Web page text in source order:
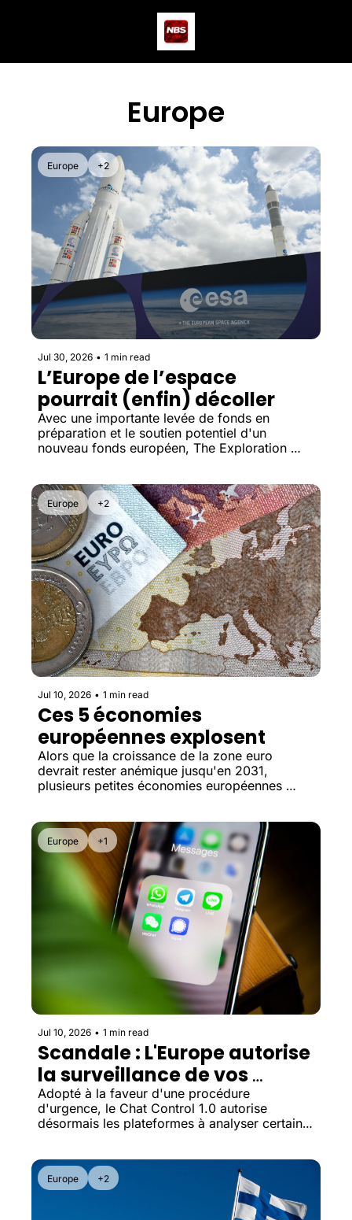
Europe
Europe +2
Jul 30, 2026 • 1 min read
L’Europe de l’espace
pourrait (enfin) décoller
Avec une importante levée de fonds en
préparation et le soutien potentiel d'un
nouveau fonds européen, The Exploration
technologiques sur son territoire.
Europe +2
Jul 10, 2026 • 1 min read
Ces 5 économies
européennes explosent
Alors que la croissance de la zone euro
devrait rester anémique jusqu'en 2031,
plusieurs petites économies européennes
investissements étrangers.
Europe +1
Jul 10, 2026 • 1 min read
Scandale : L'Europe autorise
la surveillance de vos
messages
Adopté à la faveur d'une procédure
d'urgence, le Chat Control 1.0 autorise
désormais les plateformes à analyser certains
revient dès septembre.
Europe +2